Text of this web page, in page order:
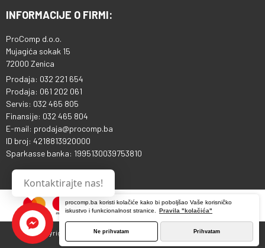
procomp.ba koristi kolačiće kako bi poboljšao Vaše korisničko
iskustvo i funkcionalnost stranice.
Pravila "kolačića"
Ne prihvatam Prihvatam
INFORMACIJE O FIRMI:
ProComp d.o.o.
Mujagića sokak 15
72000 Zenica
Prodaja: 032 221 654
Prodaja: 061 202 061
Servis: 032 465 805
Finansije: 032 465 804
E-mail: prodaja@procomp.ba
ID broj: 4218813920000
Sparkasse banka: 1995130039753810
Copyright © 2013 - 2026 ProComp d.o.o. Sva prava pridržana.
Kontaktirajte nas!